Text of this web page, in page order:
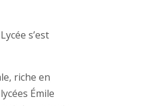
s’est
riche en
Émile